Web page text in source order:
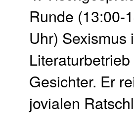
Runde (13:00-
Uhr) Sexismus
Gesichter. Er
jovialen